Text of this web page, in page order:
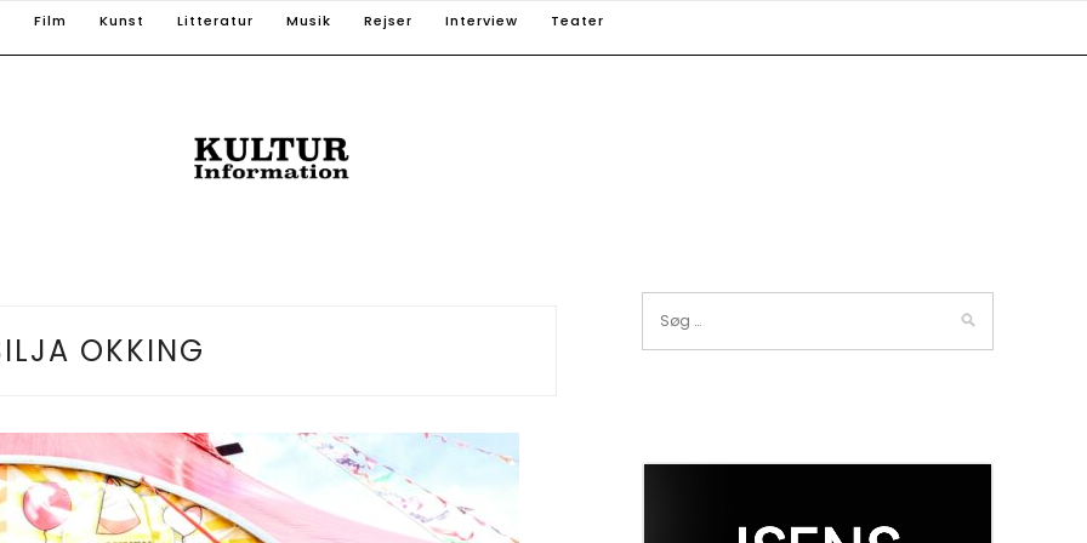
Film Kunst Litteratur Musik Rejser Interview Teater
OKKING